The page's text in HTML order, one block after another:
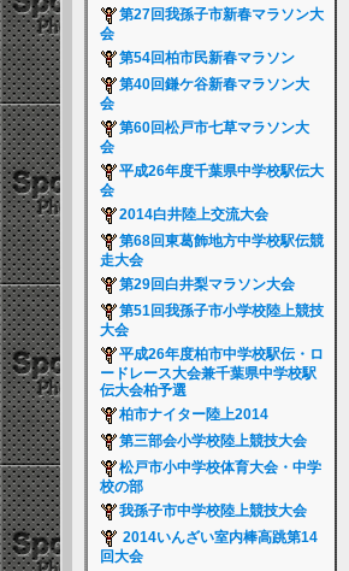
第27回我孫子市新春マラソン大
会
第54回柏市民新春マラソン
第40回鎌ケ谷新春マラソン大
会
第60回松戸市七草マラソン大
会
平成26年度千葉県中学校駅伝大
会
2014白井陸上交流大会
第68回東葛飾地方中学校駅伝競
走大会
第29回白井梨マラソン大会
第51回我孫子市小学校陸上競技
大会
平成26年度柏市中学校駅伝・ロ
ードレース大会兼千葉県中学校駅
伝大会柏予選
柏市ナイター陸上2014
第三部会小学校陸上競技大会
松戸市小中学校体育大会・中学
校の部
我孫子市中学校陸上競技大会
2014いんざい室内棒高跳第14
回大会